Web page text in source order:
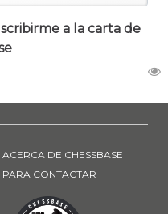
a la carta de
ACERCA DE CHESSBASE
PARA CONTACTAR